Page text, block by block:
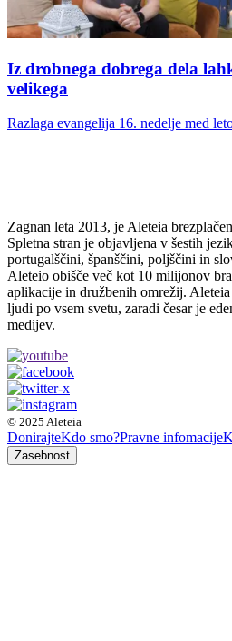
Iz drobnega dobrega dela
velikega
Razlaga evangelija 16. nedelje med
Zagnan leta 2013, je Aleteia
Spletna stran je objavljena v šestih
portugalščini, španščini, poljščini in
Aleteio obišče več kot 10 milijonov
aplikacije in družbenih omrežij.
ljudi po vsem svetu, zaradi česar je
medijev.
© 2025 Aleteia
DonirajteKdo smo?Pravne infomacije
Zasebnost